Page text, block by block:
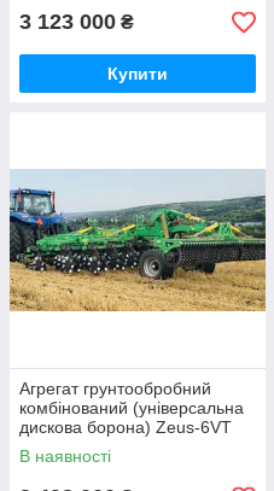
3 123 000 ₴
Купити
Агрегат грунтообробний
комбінований (універсальна
дискова борона) Zeus-6VT
Verti-till з ножовими котками
"Велес-Агро", ширина 6 м
В наявності